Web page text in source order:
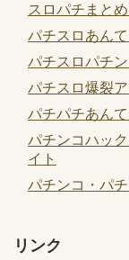
スロパチまと
パチスロあん
パチスロパチ
パチスロ爆裂
パチパチあん
パチンコハッ
イト
パチンコ・パ
リンク